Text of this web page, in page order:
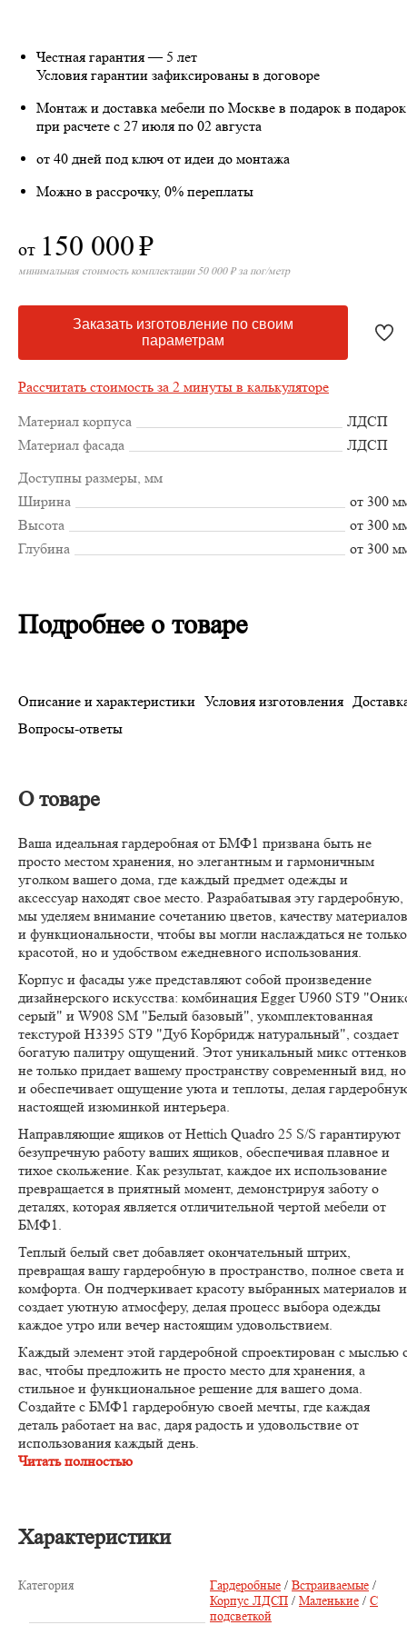
Честная гарантия — 5 лет
Условия гарантии зафиксированы в договоре
Монтаж и доставка мебели по Москве в подарок в подарок
при расчете с 27 июля по 02 августа
от 40 дней под ключ от идеи до монтажа
Можно в рассрочку, 0% переплаты
от 150 000₽
минимальная стоимость комплектации 50 000 ₽ за пог/метр
Заказать изготовление по своим
параметрам
Рассчитать стоимость за 2 минуты в калькуляторе
Материал корпуса
ЛДСП
Материал фасада
ЛДСП
Доступны размеры, мм
Ширина
от 300
Высота
от 300
Глубина
от 300
Подробнее о товаре
Описание и характеристики Условия изготовления
Вопросы-ответы
О товаре
Ваша идеальная гардеробная от БМФ1 призвана быть не
просто местом хранения, но элегантным и гармоничным
уголком вашего дома, где каждый предмет одежды и
аксессуар находят свое место. Разрабатывая эту гардеробную,
мы уделяем внимание сочетанию цветов, качеству материалов
и функциональности, чтобы вы могли наслаждаться не только
красотой, но и удобством ежедневного использования.
Корпус и фасады уже представляют собой произведение
дизайнерского искусства: комбинация Egger U960 ST9
серый" и W908 SM "Белый базовый", укомплектованная
текстурой H3395 ST9 "Дуб Корбридж натуральный", создает
богатую палитру ощущений. Этот уникальный микс оттенков
не только придает вашему пространству современный вид, но
и обеспечивает ощущение уюта и теплоты, делая
настоящей изюминкой интерьера.
Направляющие ящиков от Hettich Quadro 25 S/S гарантируют
безупречную работу ваших ящиков, обеспечивая плавное и
тихое скольжение. Как результат, каждое их использование
превращается в приятный момент, демонстрируя заботу о
деталях, которая является отличительной чертой мебели от
БМФ1.
Теплый белый свет добавляет окончательный штрих,
превращая вашу гардеробную в пространство, полное света и
комфорта. Он подчеркивает красоту выбранных материалов и
создает уютную атмосферу, делая процесс выбора одежды
каждое утро или вечер настоящим удовольствием.
Каждый элемент этой гардеробной спроектирован с мыслью
вас, чтобы предложить не просто место для хранения, а
стильное и функциональное решение для вашего дома.
Создайте с БМФ1 гардеробную своей мечты, где каждая
деталь работает на вас, даря радость и удовольствие от
использования каждый день.
Читать полностью
Характеристики
Категория Гардеробные / Встраиваемые /
Корпус ЛДСП / Маленькие / С
подсветкой